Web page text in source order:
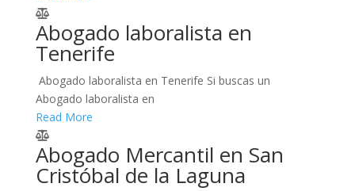
Abogado laboralista en
Tenerife
Abogado laboralista en Tenerife Si buscas un
Abogado laboralista en
Read More
Abogado Mercantil en San
Cristóbal de la Laguna